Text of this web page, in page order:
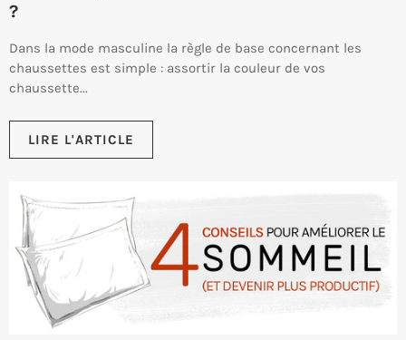
?
Dans la mode masculine la règle de base concernant les
chaussettes est simple : assortir la couleur de vos
chaussette...
LIRE L'ARTICLE